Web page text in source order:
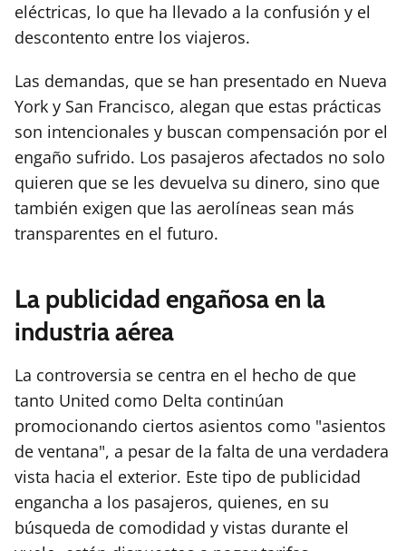
eléctricas, lo que ha llevado a la confusión y el
descontento entre los viajeros.
Las demandas, que se han presentado en Nueva
York y San Francisco, alegan que estas prácticas
son intencionales y buscan compensación por el
engaño sufrido. Los pasajeros afectados no solo
quieren que se les devuelva su dinero, sino que
también exigen que las aerolíneas sean más
transparentes en el futuro.
La publicidad engañosa en la
industria aérea
La controversia se centra en el hecho de que
tanto United como Delta continúan
promocionando ciertos asientos como "asientos
de ventana", a pesar de la falta de una verdadera
vista hacia el exterior. Este tipo de publicidad
engancha a los pasajeros, quienes, en su
búsqueda de comodidad y vistas durante el